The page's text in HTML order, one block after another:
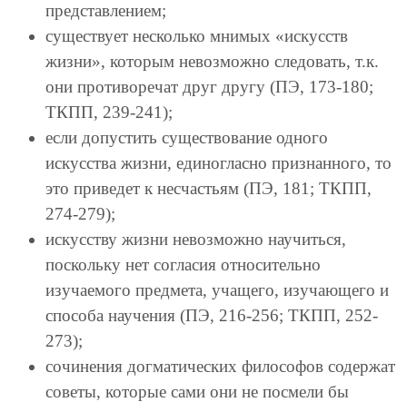
представлением;
существует несколько мнимых «искусств
жизни», которым невозможно следовать, т.к.
они противоречат друг другу (ПЭ, 173-180;
ТКПП, 239-241);
если допустить существование одного
искусства жизни, единогласно признанного, то
это приведет к несчастьям (ПЭ, 181; ТКПП,
274-279);
искусству жизни невозможно научиться,
поскольку нет согласия относительно
изучаемого предмета, учащего, изучающего и
способа научения (ПЭ, 216-256; ТКПП, 252-
273);
сочинения догматических философов содержат
советы, которые сами они не посмели бы